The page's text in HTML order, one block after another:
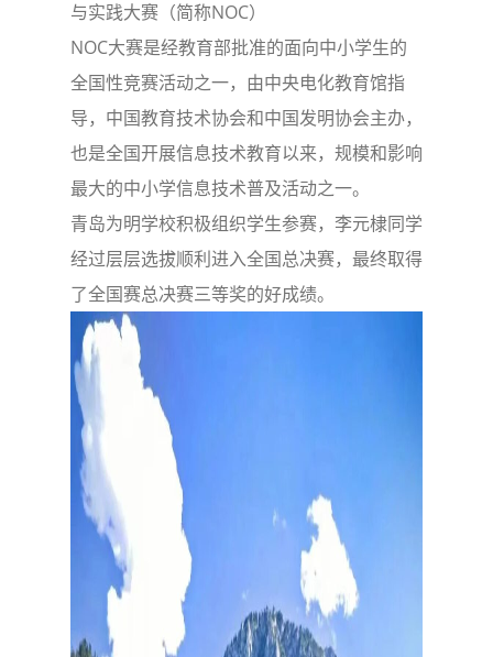
与实践大赛（简称NOC）
NOC大赛是经教育部批准的面向中小学生的
全国性竞赛活动之一，由中央电化教育馆指
导，中国教育技术协会和中国发明协会主办，
也是全国开展信息技术教育以来，规模和影响
最大的中小学信息技术普及活动之一。
青岛为明学校积极组织学生参赛，李元棣同学
经过层层选拔顺利进入全国总决赛，最终取得
了全国赛总决赛三等奖的好成绩。